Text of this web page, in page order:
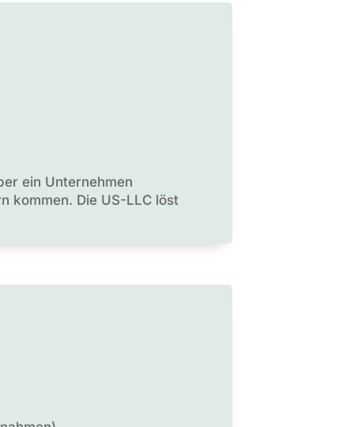
ein Unternehmen
kommen. Die US-LLC löst